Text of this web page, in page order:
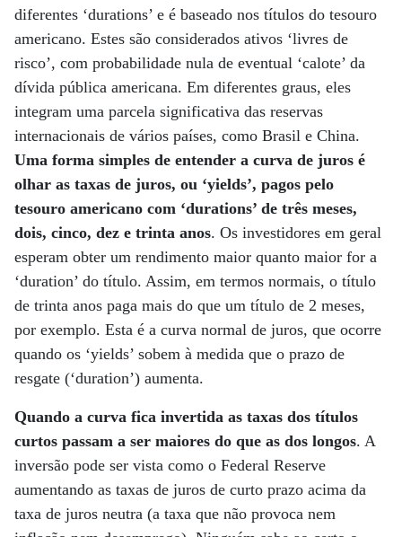
diferentes ‘durations’ e é baseado nos títulos do tesouro
americano. Estes são considerados ativos ‘livres de
risco’, com probabilidade nula de eventual ‘calote’ da
dívida pública americana. Em diferentes graus, eles
integram uma parcela significativa das reservas
internacionais de vários países, como Brasil e China.
Uma forma simples de entender a curva de juros é
olhar as taxas de juros, ou ‘yields’, pagos pelo
tesouro americano com ‘durations’ de três meses,
dois, cinco, dez e trinta anos. Os investidores em geral
esperam obter um rendimento maior quanto maior for a
‘duration’ do título. Assim, em termos normais, o título
de trinta anos paga mais do que um título de 2 meses,
por exemplo. Esta é a curva normal de juros, que ocorre
quando os ‘yields’ sobem à medida que o prazo de
resgate (‘duration’) aumenta.
Quando a curva fica invertida as taxas dos títulos
curtos passam a ser maiores do que as dos longos. A
inversão pode ser vista como o Federal Reserve
aumentando as taxas de juros de curto prazo acima da
taxa de juros neutra (a taxa que não provoca nem